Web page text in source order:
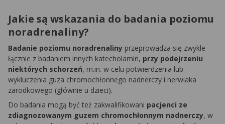
Jakie są wskazania do badania poziomu
noradrenaliny?
Badanie poziomu noradrenaliny przeprowadza się zwykle
łącznie z badaniem innych katecholamin, przy podejrzeniu
niektórych schorzeń, m.in. w celu potwierdzenia lub
wykluczenia guza chromochłonnego nadnerczy i nerwiaka
zarodkowego (głównie u dzieci).
Do badania mogą być też zakwalifikowani pacjenci ze
zdiagnozowanym guzem chromochłonnym nadnerczy, w